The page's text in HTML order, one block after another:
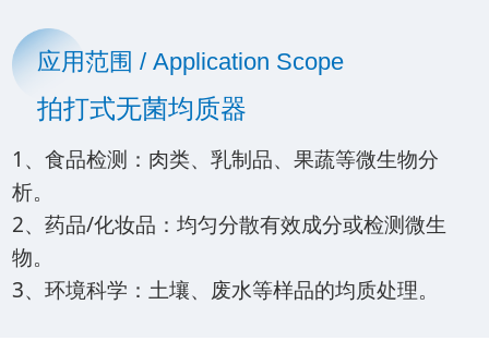
应用范围 / Application Scope
拍打式无菌均质器
1、食品检测：肉类、乳制品、果蔬等微生物分
析。
2、药品/化妆品：均匀分散有效成分或检测微生
物。
3、环境科学：土壤、废水等样品的均质处理。